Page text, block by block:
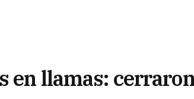
en llamas: